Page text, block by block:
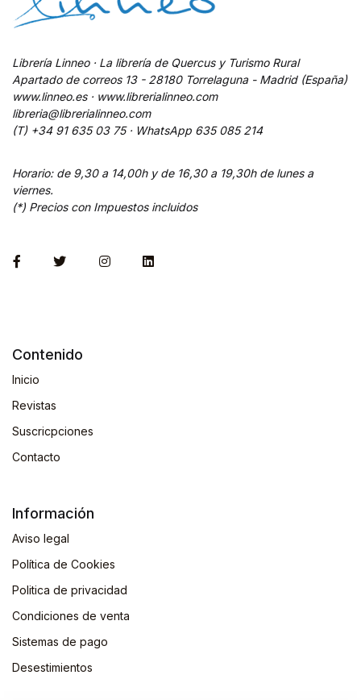
Librería Linneo · La librería de Quercus y Turismo Rural
Apartado de correos 13 - 28180 Torrelaguna - Madrid (España)
www.linneo.es · www.librerialinneo.com
libreria@librerialinneo.com
(T) +34 91 635 03 75 · WhatsApp 635 085 214
Horario: de 9,30 a 14,00h y de 16,30 a 19,30h de lunes a
viernes.
(*) Precios con Impuestos incluidos
Contenido
Inicio
Revistas
Suscricpciones
Contacto
Información
Aviso legal
Política de Cookies
Politica de privacidad
Condiciones de venta
Sistemas de pago
Desestimientos